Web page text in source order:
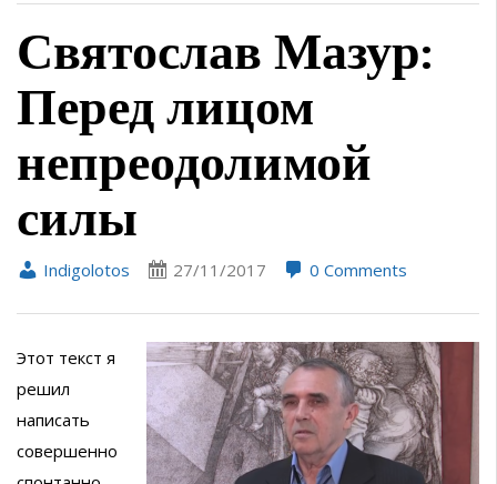
Святослав Мазур:
Перед лицом
непреодолимой
силы
Indigolotos 27/11/2017 0 Comments
Этот текст я
решил
написать
совершенно